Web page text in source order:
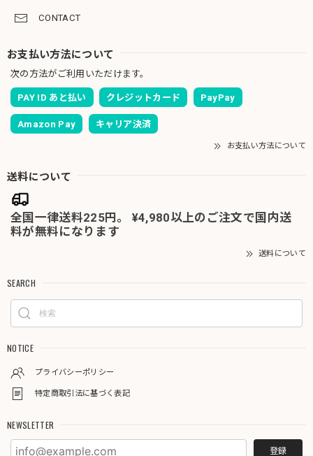
CONTACT
お支払い方法について
次の方法がご利用いただけます。
PAY ID あと払い クレジットカード PayPay
Amazon Pay キャリア決済
お支払い方法について
送料について
全国一律送料225円。 ¥4,980以上のご注文で国内送
料が無料になります
送料について
SEARCH
NOTICE
プライバシーポリシー
特定商取引法に基づく表記
NEWSLETTER
登録